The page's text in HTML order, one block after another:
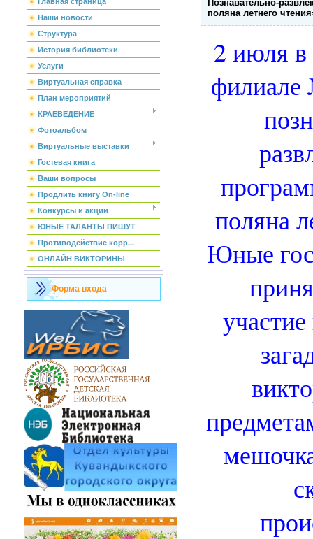
Наши новости
Структура
История библиотеки
Услуги
Виртуальная справка
План мероприятий
КРАЕВЕДЕНИЕ
Фотоальбом
Виртуальные выставки
Гостевая книга
Ваши вопросы
Продлить книгу On-line
Конкурсы и акции
ЮНЫЕ ТАЛАНТЫ ПИШУТ
Противодействие корр...
ОНЛАЙН ВИКТОРИНЫ
Форма входа
Познавательно-
поляна летнего
2 июля в
филиале
поляна
Юные